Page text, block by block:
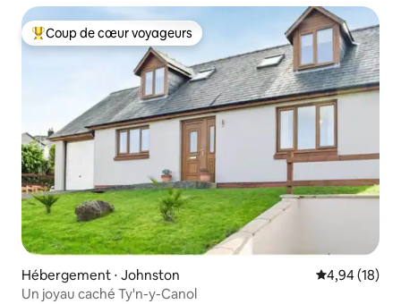
Coups de cœur voyageurs les plus appréciés
Coup de cœur voyageurs
Hébergement ⋅ Johnston Évaluation
4,94 (18)
Un joyau caché Ty'n-y-Canol